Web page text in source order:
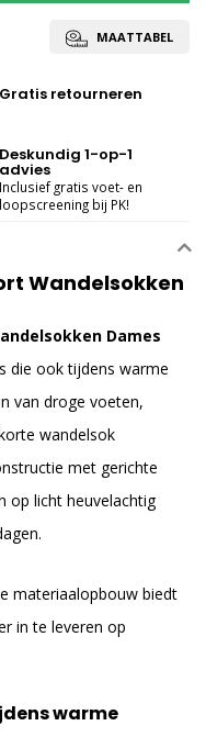
MAATTABEL
Gratis retourneren
Deskundig 1-op-1
advies
Inclusief gratis voet- en
loopscreening bij PK!
Wandelsokken
Dames
die ook tijdens warme
van droge voeten,
wandelsok
met gerichte
op licht heuvelachtig
materiaalopbouw biedt
in te leveren op
warme